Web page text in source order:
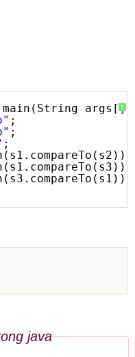
?
main(String
;
;
;
java